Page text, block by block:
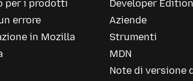
per i prodotti
errore
in Mozilla
Developer Edition
Aziende
Strumenti
MDN
Note di versione